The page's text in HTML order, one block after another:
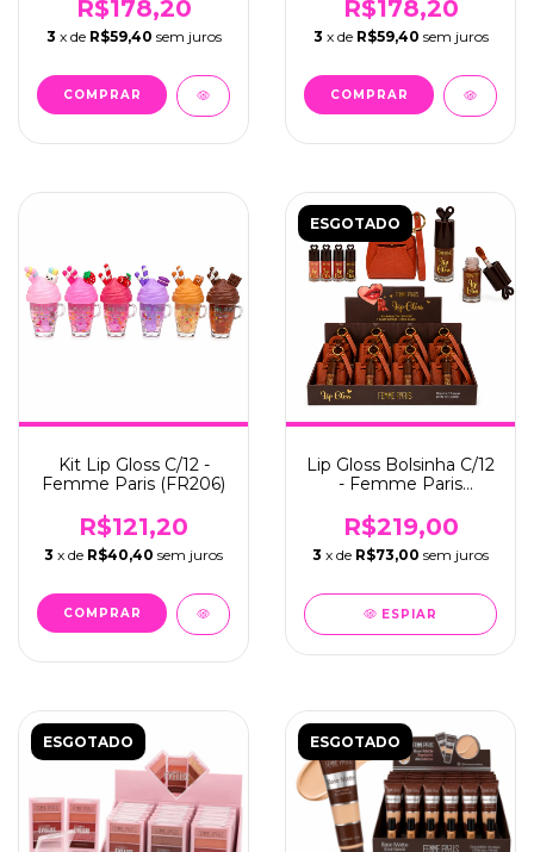
R$178,20
3 x de R$59,40 sem juros
R$178,20
3 x de R$59,40 sem juros
Kit Lip Gloss C/12 -
Femme Paris (FR206)
R$121,20
3 x de R$40,40 sem juros
ESGOTADO
Lip Gloss Bolsinha C/12
- Femme Paris
R$219,00
3 x de R$73,00 sem juros
ESPIAR
ESGOTADO ESGOTADO